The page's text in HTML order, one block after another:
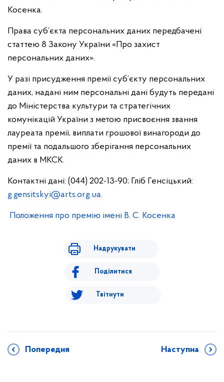
Косенка.
Права суб’єкта персональних даних передбачені
статтею 8 Закону України «Про захист
персональних даних».
У разі присудження премії суб’єкту персональних
даних, надані ним персональні дані будуть передані
до Міністерства культури та стратегічних
комунікацій України з метою присвоєння звання
лауреата премії, виплати грошової винагороди до
премії та подальшого зберігання персональних
даних в МКСК.
Контактні дані: (044) 202-13-90; Гліб Генсіцький:
g.gensitskyi@arts.org.ua.
Положення про премію імені В. С. Косенка
Надрукувати
Поділитися
Твітнути
Попередня Наступна